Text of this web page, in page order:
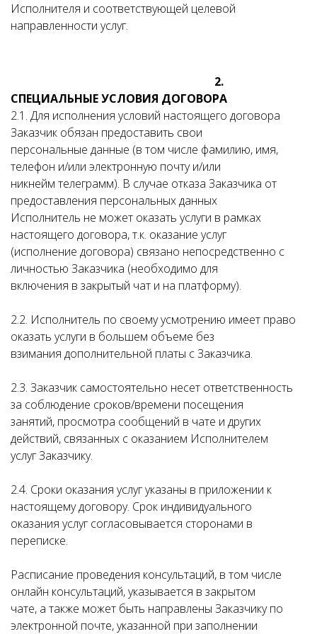
Исполнителя и соответствующей целевой
направленности услуг.
2.
СПЕЦИАЛЬНЫЕ УСЛОВИЯ ДОГОВОРА
2.1. Для исполнения условий настоящего договора
Заказчик обязан предоставить свои
персональные данные (в том числе фамилию, имя,
телефон и/или электронную почту и/или
никнейм телеграмм). В случае отказа Заказчика от
предоставления персональных данных
Исполнитель не может оказать услуги в рамках
настоящего договора, т.к. оказание услуг
(исполнение договора) связано непосредственно с
личностью Заказчика (необходимо для
включения в закрытый чат и на платформу).
2.2. Исполнитель по своему усмотрению имеет право
оказать услуги в большем объеме без
взимания дополнительной платы с Заказчика.
2.3. Заказчик самостоятельно несет ответственность
за соблюдение сроков/времени посещения
занятий, просмотра сообщений в чате и других
действий, связанных с оказанием Исполнителем
услуг Заказчику.
2.4. Сроки оказания услуг указаны в приложении к
настоящему договору. Срок индивидуального
оказания услуг согласовывается сторонами в
переписке.
Расписание проведения консультаций, в том числе
онлайн консультаций, указывается в закрытом
чате, а также может быть направлены Заказчику по
электронной почте, указанной при заполнении